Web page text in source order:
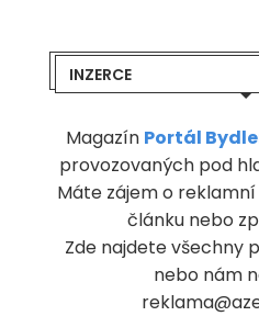
INZERCE
Magazín Portál
provozovaných pod
Máte zájem o reklamní
článku nebo
Zde najdete všechny
nebo nám